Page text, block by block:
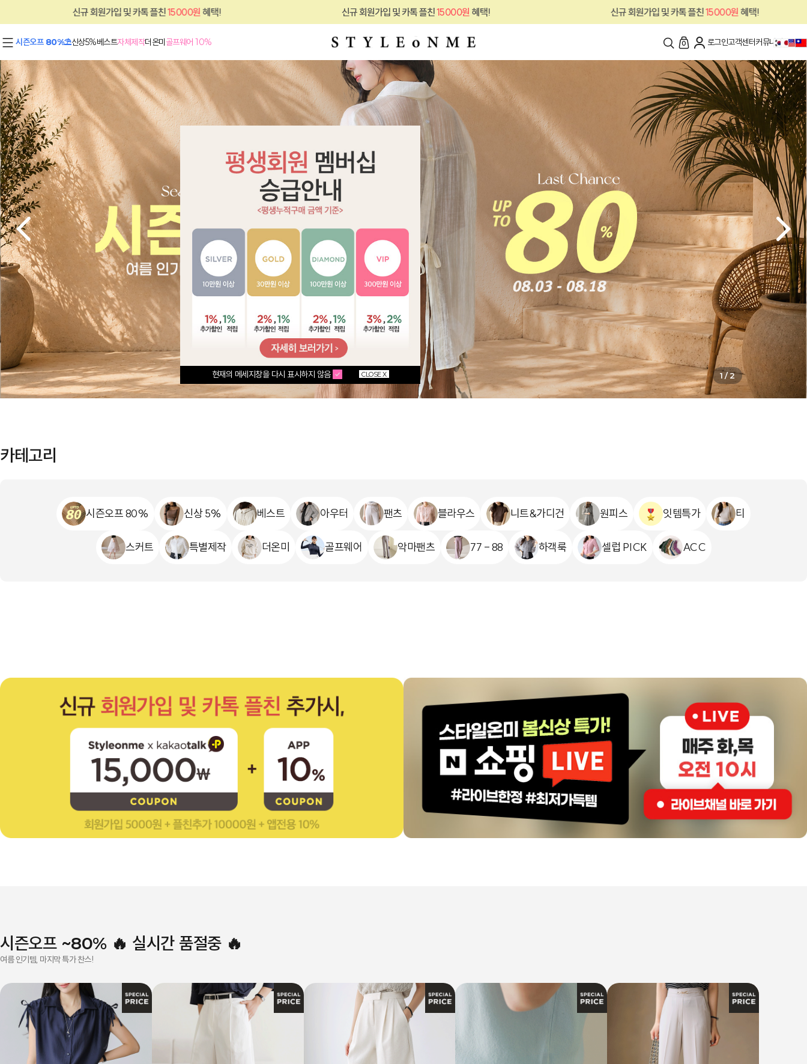
회원가입 및 카톡 플친15000원혜택! 신규 회원가입 및 카톡 플친15000원혜택! 신규 회원가입 및 카톡 플친15000원혜택!
시즌오프 80%⛱신상5%베스트자체제작더온미골프웨어 10% 0 로그인고객센터커뮤니티
2 /2
카테고리
시즌오프 80% 신상 5% 베스트 아우터 팬츠 블라우스 니트&가디건 원피스 잇템특가 티
스커트 특별제작 더온미 골프웨어 악마팬츠 77 - 88 하객룩 셀럽 PICK ACC
시즌오프 ~80% 🔥 실시간 품절중 🔥
여름 인기템, 마지막 특가 찬스!
현재의 메세지창을 다시 표시하지 않음 CLOSE X